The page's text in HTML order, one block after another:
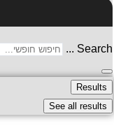
Search ...
Results
See all results